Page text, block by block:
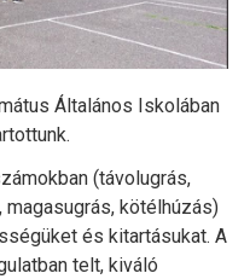
Általános Iskolában
(távolugrás,
kötélhúzás)
és kitartásukat. A
telt, kiváló